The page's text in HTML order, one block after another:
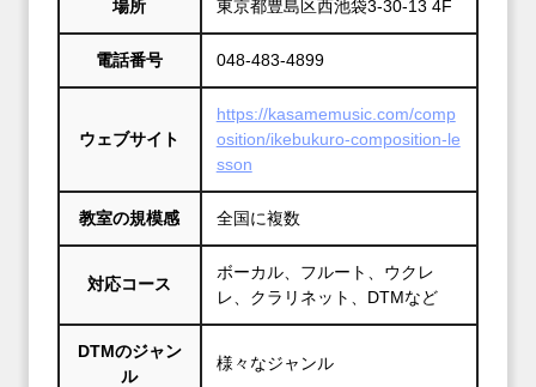
場所 東京都豊島区西池袋3-30-13 4F
電話番号 048‐483‐4899
ウェブサイト
https://kasamemusic.com/comp
osition/ikebukuro-composition-le
sson
教室の規模感 全国に複数
対応コース
ボーカル、フルート、ウクレ
レ、クラリネット、DTMなど
DTMのジャン
ル
様々なジャンル